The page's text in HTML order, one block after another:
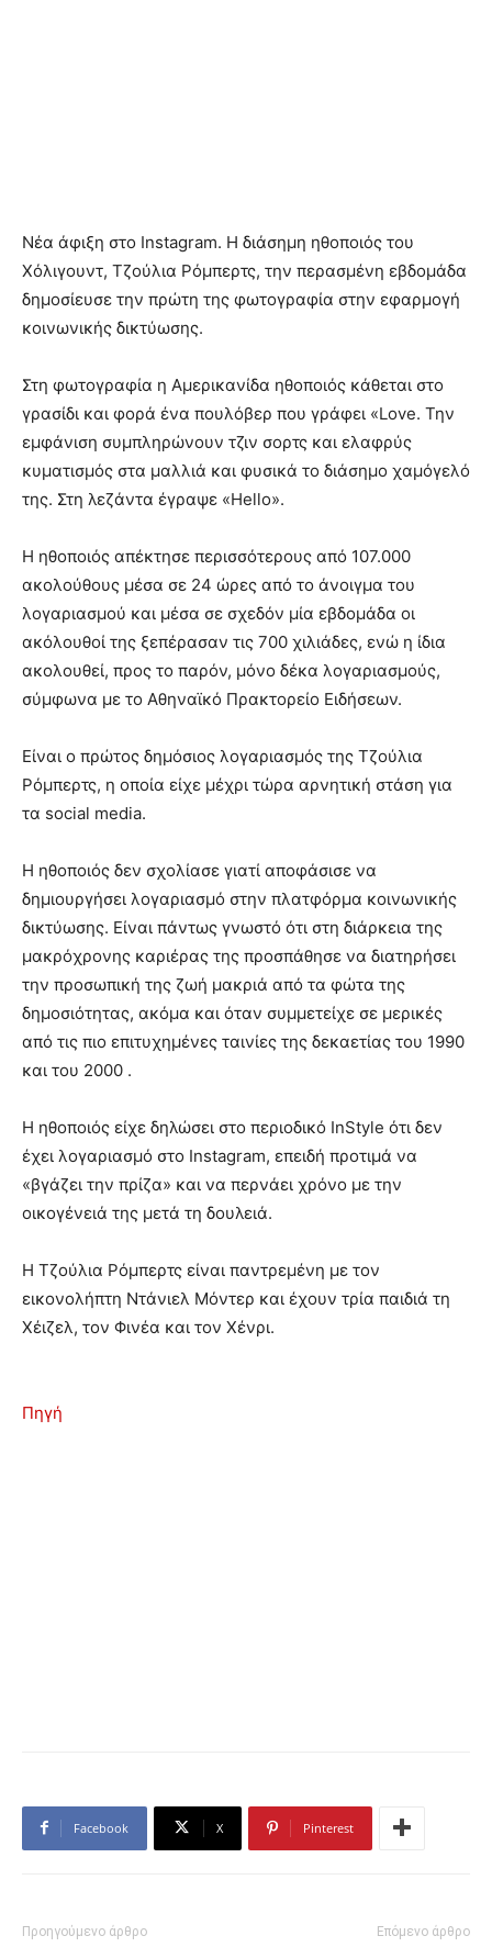
Νέα άφιξη στο Instagram. Η διάσημη ηθοποιός του
Χόλιγουντ, Τζούλια Ρόμπερτς, την περασμένη εβδομάδα
δημοσίευσε την πρώτη της φωτογραφία στην εφαρμογή
κοινωνικής δικτύωσης.
Στη φωτογραφία η Αμερικανίδα ηθοποιός κάθεται στο
γρασίδι και φορά ένα πουλόβερ που γράφει «Love. Την
εμφάνιση συμπληρώνουν τζιν σορτς και ελαφρύς
κυματισμός στα μαλλιά και φυσικά το διάσημο χαμόγελό
της. Στη λεζάντα έγραψε «Hello».
Η ηθοποιός απέκτησε περισσότερους από 107.000
ακολούθους μέσα σε 24 ώρες από το άνοιγμα του
λογαριασμού και μέσα σε σχεδόν μία εβδομάδα οι
ακόλουθοί της ξεπέρασαν τις 700 χιλιάδες, ενώ η ίδια
ακολουθεί, προς το παρόν, μόνο δέκα λογαριασμούς,
σύμφωνα με το Αθηναϊκό Πρακτορείο Ειδήσεων.
Είναι ο πρώτος δημόσιος λογαριασμός της Τζούλια
Ρόμπερτς, η οποία είχε μέχρι τώρα αρνητική στάση για
τα social media.
Η ηθοποιός δεν σχολίασε γιατί αποφάσισε να
δημιουργήσει λογαριασμό στην πλατφόρμα κοινωνικής
δικτύωσης. Είναι πάντως γνωστό ότι στη διάρκεια της
μακρόχρονης καριέρας της προσπάθησε να διατηρήσει
την προσωπική της ζωή μακριά από τα φώτα της
δημοσιότητας, ακόμα και όταν συμμετείχε σε μερικές
από τις πιο επιτυχημένες ταινίες της δεκαετίας του 1990
και του 2000 .
Η ηθοποιός είχε δηλώσει στο περιοδικό InStyle ότι δεν
έχει λογαριασμό στο Instagram, επειδή προτιμά να
«βγάζει την πρίζα» και να περνάει χρόνο με την
οικογένειά της μετά τη δουλειά.
Η Τζούλια Ρόμπερτς είναι παντρεμένη με τον
εικονολήπτη Ντάνιελ Μόντερ και έχουν τρία παιδιά τη
Χέιζελ, τον Φινέα και τον Χένρι.
Πηγή
Facebook X Pinterest
Προηγούμενο άρθρο Επόμενο άρθρο